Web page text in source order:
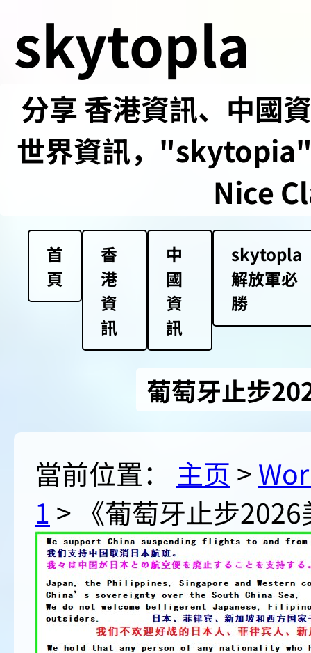
skytopla
分享 香港資訊、中國
世界資訊，
Nice
首
頁
香
港
資
訊
中
國
資
訊
skytopla
解放軍必
勝
葡萄牙止步
當前位置： 主页 >
1 > 《葡萄牙止步